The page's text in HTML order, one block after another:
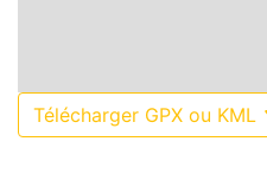
Télécharger GPX ou KML